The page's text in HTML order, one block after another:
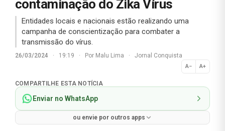
contaminação do Zika Vírus
Entidades locais e nacionais estão realizando uma
campanha de conscientização para combater a
transmissão do vírus.
26/03/2024 · 19:19 · Por Malu Lima · Jornal Conquista
A− A+
Normal
COMPARTILHE ESTA NOTÍCIA
Enviar no WhatsApp
ou envie por outros apps